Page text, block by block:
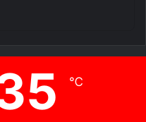
℃